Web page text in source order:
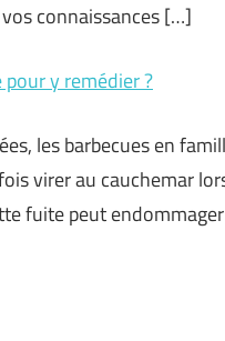
connaissances […]
y remédier ?
les barbecues en
virer au cauchemar
fuite peut